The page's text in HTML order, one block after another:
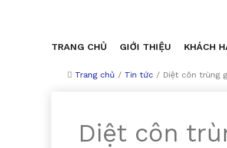
TRANG CHỦ GIỚI THIỆU KHÁCH
Trang chủ / Tin tức / Diệt côn trùng
Diệt côn